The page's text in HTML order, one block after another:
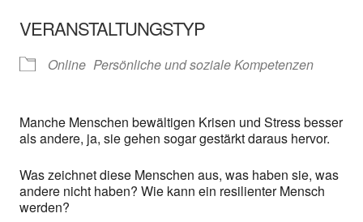
VERANSTALTUNGSTYP
Online Persönliche und soziale Kompetenzen
Manche Menschen bewältigen Krisen und Stress besser
als andere, ja, sie gehen sogar gestärkt daraus hervor.
Was zeichnet diese Menschen aus, was haben sie, was
andere nicht haben? Wie kann ein resilienter Mensch
werden?